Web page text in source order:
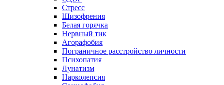
Стресс
Шизофрения
Белая горячка
Нервный тик
Агорафобия
Пограничное расстройство личности
Психопатия
Лунатизм
Нарколепсия